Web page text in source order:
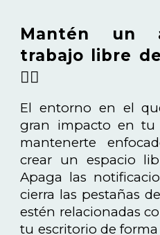
Mantén un
trabajo libre
🧘‍♀️
El entorno en el
gran impacto en tu
mantenerte
crear un espacio
Apaga las
cierra las pestañas
estén relacionadas
tu escritorio de